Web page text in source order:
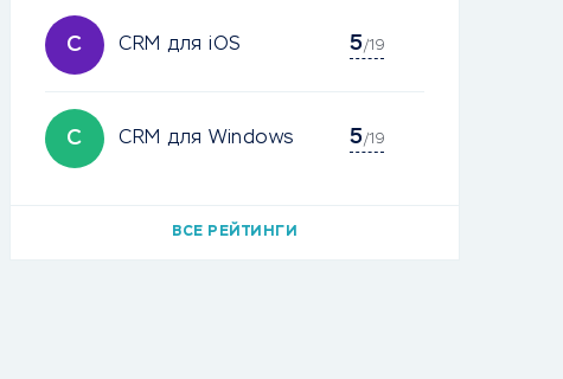
C CRM для iOS 5/19
C CRM для Windows 5/19
ВСЕ РЕЙТИНГИ